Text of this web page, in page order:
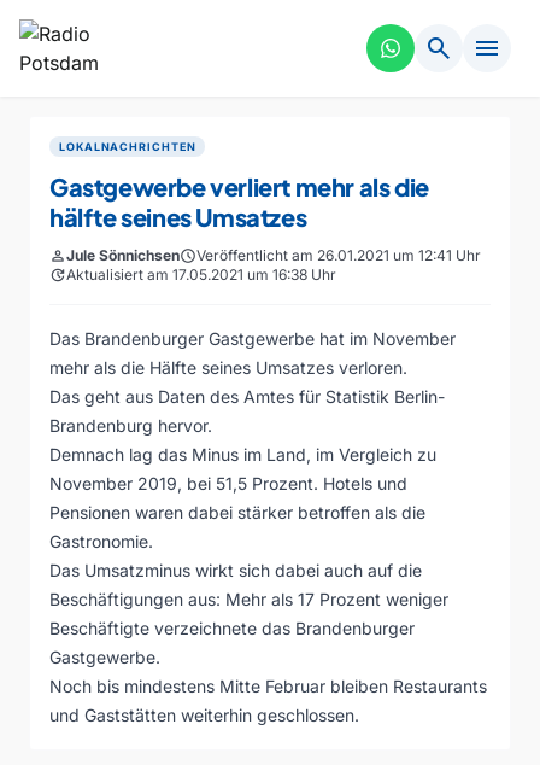
search menu
LOKALNACHRICHTEN
Gastgewerbe verliert mehr als die
hälfte seines Umsatzes
personJule SönnichsenscheduleVeröffentlicht am 26.01.2021 um 12:41 Uhr
updateAktualisiert am 17.05.2021 um 16:38 Uhr
Das Brandenburger Gastgewerbe hat im November
mehr als die Hälfte seines Umsatzes verloren.
Das geht aus Daten des Amtes für Statistik Berlin-
Brandenburg hervor.
Demnach lag das Minus im Land, im Vergleich zu
November 2019, bei 51,5 Prozent. Hotels und
Pensionen waren dabei stärker betroffen als die
Gastronomie.
Das Umsatzminus wirkt sich dabei auch auf die
Beschäftigungen aus: Mehr als 17 Prozent weniger
Beschäftigte verzeichnete das Brandenburger
Gastgewerbe.
Noch bis mindestens Mitte Februar bleiben Restaurants
und Gaststätten weiterhin geschlossen.